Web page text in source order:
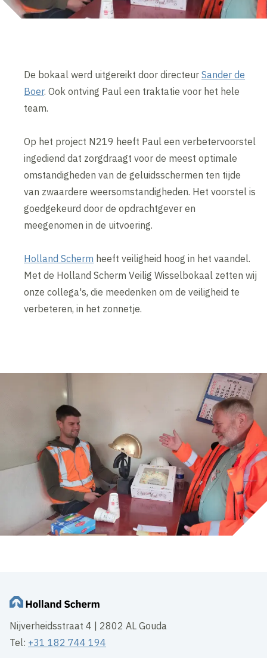
De bokaal werd uitgereikt door directeurSander de
Boer. Ook ontving Paul een traktatie voor het hele
team.
Op het project N219 heeft Paul een verbetervoorstel
ingediend dat zorgdraagt voor de meest optimale
omstandigheden van de geluidsschermen ten tijde
van zwaardere weersomstandigheden. Het voorstel is
goedgekeurd door de opdrachtgever en
meegenomen in de uitvoering.
Holland Scherm heeft veiligheid hoog in het vaandel.
Met de Holland Scherm Veilig Wisselbokaal zetten wij
onze collega's, die meedenken om de veiligheid te
verbeteren, in het zonnetje.
Nijverheidsstraat 4 | 2802 AL Gouda
Tel: +31 182 744 194